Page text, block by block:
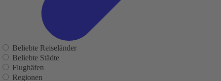
Beliebte Reiseländer
Beliebte Städte
Flughäfen
Regionen